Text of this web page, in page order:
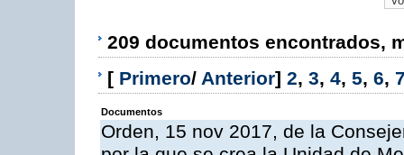
209 documentos encontrados,
[ Primero/ Anterior] 2, 3, 4, 5, 6,
Documentos
Orden, 15 nov 2017, de la